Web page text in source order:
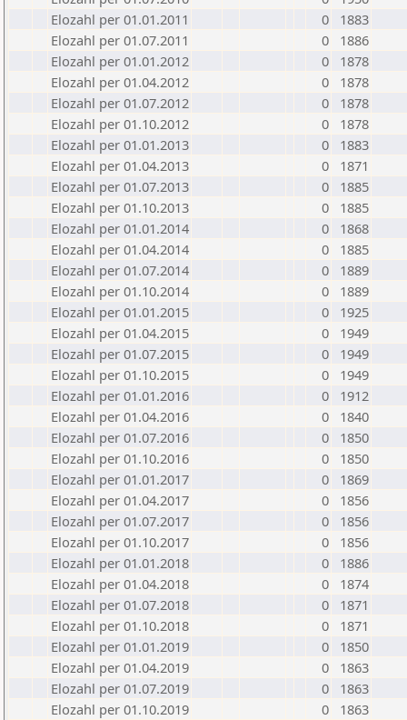
Elozahl per 01.01.2011
0
1883
Elozahl per 01.07.2011
0
1886
Elozahl per 01.01.2012
0
1878
Elozahl per 01.04.2012
0
1878
Elozahl per 01.07.2012
0
1878
Elozahl per 01.10.2012
0
1878
Elozahl per 01.01.2013
0
1883
Elozahl per 01.04.2013
0
1871
Elozahl per 01.07.2013
0
1885
Elozahl per 01.10.2013
0
1885
Elozahl per 01.01.2014
0
1868
Elozahl per 01.04.2014
0
1885
Elozahl per 01.07.2014
0
1889
Elozahl per 01.10.2014
0
1889
Elozahl per 01.01.2015
0
1925
Elozahl per 01.04.2015
0
1949
Elozahl per 01.07.2015
0
1949
Elozahl per 01.10.2015
0
1949
Elozahl per 01.01.2016
0
1912
Elozahl per 01.04.2016
0
1840
Elozahl per 01.07.2016
0
1850
Elozahl per 01.10.2016
0
1850
Elozahl per 01.01.2017
0
1869
Elozahl per 01.04.2017
0
1856
Elozahl per 01.07.2017
0
1856
Elozahl per 01.10.2017
0
1856
Elozahl per 01.01.2018
0
1886
Elozahl per 01.04.2018
0
1874
Elozahl per 01.07.2018
0
1871
Elozahl per 01.10.2018
0
1871
Elozahl per 01.01.2019
0
1850
Elozahl per 01.04.2019
0
1863
Elozahl per 01.07.2019
0
1863
Elozahl per 01.10.2019
0
1863